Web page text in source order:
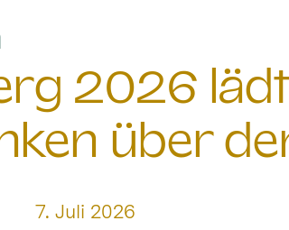
2026
über
Datum:
7. Juli 2026